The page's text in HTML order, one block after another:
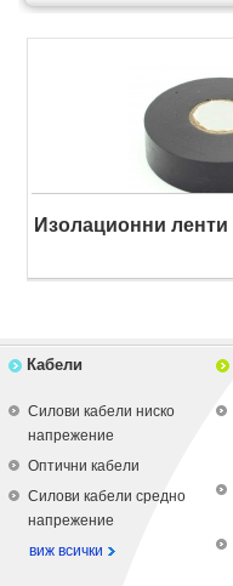
Изолационни ленти
Кабели
Силови кабели ниско
напрежение
Оптични кабели
Силови кабели средно
напрежение
виж всички